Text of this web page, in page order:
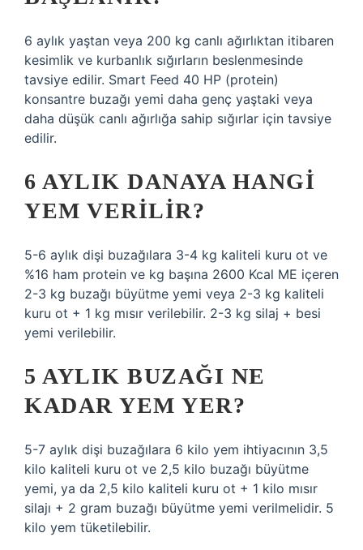
6 aylık yaştan veya 200 kg canlı ağırlıktan itibaren
kesimlik ve kurbanlık sığırların beslenmesinde
tavsiye edilir. Smart Feed 40 HP (protein)
konsantre buzağı yemi daha genç yaştaki veya
daha düşük canlı ağırlığa sahip sığırlar için tavsiye
edilir.
6 AYLIK DANAYA HANGI
YEM VERILIR?
5-6 aylık dişi buzağılara 3-4 kg kaliteli kuru ot ve
%16 ham protein ve kg başına 2600 Kcal ME içeren
2-3 kg buzağı büyütme yemi veya 2-3 kg kaliteli
kuru ot + 1 kg mısır verilebilir. 2-3 kg silaj + besi
yemi verilebilir.
5 AYLIK BUZAĞI NE
KADAR YEM YER?
5-7 aylık dişi buzağılara 6 kilo yem ihtiyacının 3,5
kilo kaliteli kuru ot ve 2,5 kilo buzağı büyütme
yemi, ya da 2,5 kilo kaliteli kuru ot + 1 kilo mısır
silajı + 2 gram buzağı büyütme yemi verilmelidir. 5
kilo yem tüketilebilir.